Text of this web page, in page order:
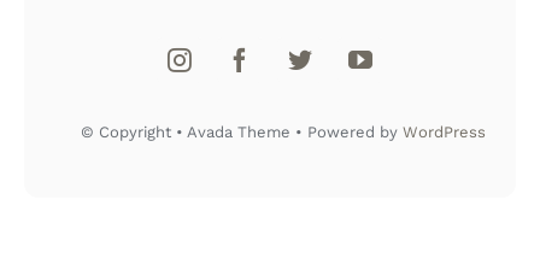
© Copyright • Avada Theme • Powered by WordPress